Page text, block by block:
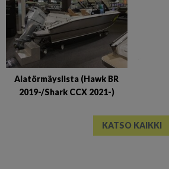
Alatörmäyslista (Hawk BR
2019-/Shark CCX 2021-)
KATSO KAIKKI